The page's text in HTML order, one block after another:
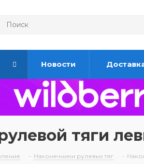
Новости
тяги
- Наконечники рулевых тяг -